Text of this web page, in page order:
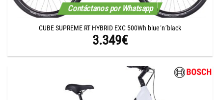
Contáctanos por Whatsapp
CUBE SUPREME RT HYBRID EXC 500Wh blue´n´black
3.349€